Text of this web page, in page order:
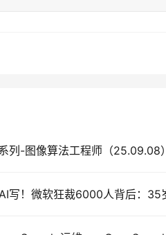
列-图像算法工程师（25.09.08）